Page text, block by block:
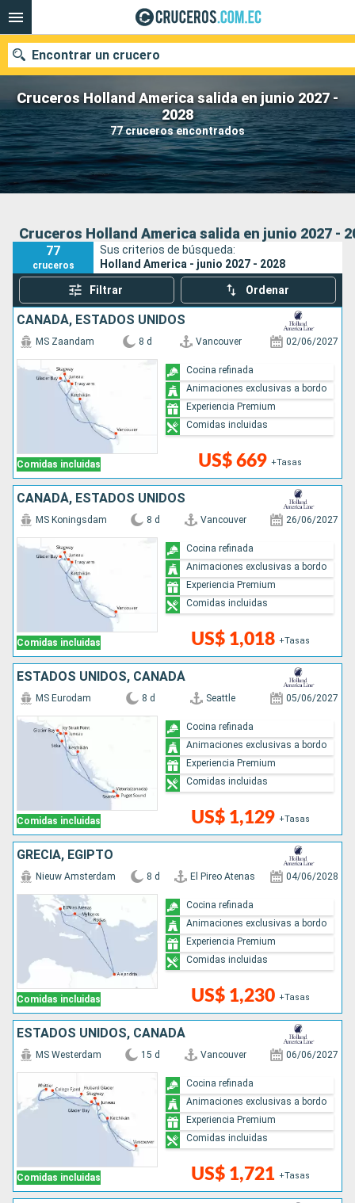
Cruceros Holland America salida en junio 2027 -
2028
77 cruceros encontrados
Encontrar un crucero
Nuestros destinos
Fecha de salida
Buscar
Cruceros Holland America salida en junio 2027 -
77
cruceros
Sus criterios de búsqueda:
Holland America - junio 2027 - 2028
Filtrar Ordenar
CANADÁ, ESTADOS UNIDOS
Comidas incluidas
MS Zaandam 8 d Vancouver 02/06/2027
US$ 669 +Tasas
Cocina refinada
Animaciones exclusivas a bordo
Experiencia Premium
Comidas incluidas
CANADÁ, ESTADOS UNIDOS
Comidas incluidas
MS Koningsdam 8 d Vancouver 26/06/2027
US$ 1,018 +Tasas
Cocina refinada
Animaciones exclusivas a bordo
Experiencia Premium
Comidas incluidas
ESTADOS UNIDOS, CANADÁ
Comidas incluidas
MS Eurodam 8 d Seattle 05/06/2027
US$ 1,129 +Tasas
Cocina refinada
Animaciones exclusivas a bordo
Experiencia Premium
Comidas incluidas
GRECIA, EGIPTO
Comidas incluidas
Nieuw Amsterdam 8 d El Pireo Atenas 04/06/2028
US$ 1,230 +Tasas
Cocina refinada
Animaciones exclusivas a bordo
Experiencia Premium
Comidas incluidas
ESTADOS UNIDOS, CANADÁ
Comidas incluidas
MS Westerdam 15 d Vancouver 06/06/2027
US$ 1,721 +Tasas
Cocina refinada
Animaciones exclusivas a bordo
Experiencia Premium
Comidas incluidas